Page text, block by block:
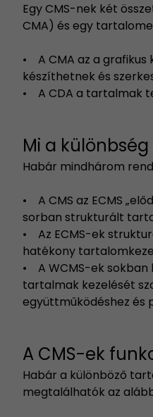
Egy CMS-nek két
CMA) és egy
• A CMA az a grafikus
készíthetnek és
• A CDA a tartalmak
Mi a különbség
Habár mindhárom
• A CMS az ECMS
sorban strukturált
• Az ECMS-ek
hatékony
• A WCMS-ek sokban
tartalmak kezelését
együttműködéshez és
A CMS-ek
Habár a különböző
megtalálhatók az